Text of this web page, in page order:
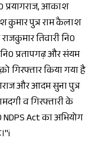
प्रयागराज, आकाश
कुमार पुत्र राम कैलाश
तिवारी नि0
नि0 प्रतापगढ़ और संयम
गिरफ्तार किया गया है
और आदम सुना पुत्र
व गिरफ्तारी के
Act का अभियोग